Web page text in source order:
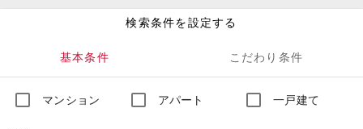
検索条件を設定する
基本条件 こだわり条件
マンション アパート 一戸建て